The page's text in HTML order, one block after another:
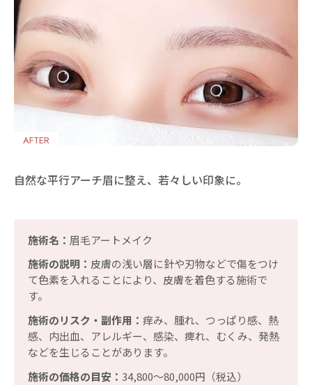
自然な平行アーチ眉に整え、若々しい印象に。
AFTER
施術名： 眉毛アートメイク
施術の説明： 皮膚の浅い層に針や刃物などで傷をつけ
て色素を入れることにより、皮膚を着色する施術で
す。
施術のリスク・副作用： 痒み、腫れ、つっぱり感、熱
感、内出血、アレルギー、感染、痺れ、むくみ、発熱
などを生じることがあります。
施術の価格の目安： 34,800〜80,000円（税込）